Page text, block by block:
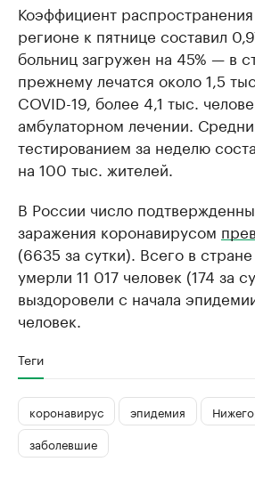
Коэффициент
регионе к пятнице составил
больниц загружен на 45% — в
прежнему лечатся около 1,5
COVID-19, более 4,1 тыс.
амбулаторном лечении.
тестированием за неделю
на 100 тыс. жителей.
В России число
заражения коронавирусом
(6635 за сутки). Всего в
умерли 11 017 человек (174 за
выздоровели с начала
человек.
Теги
коронавирус эпидемия
заболевшие